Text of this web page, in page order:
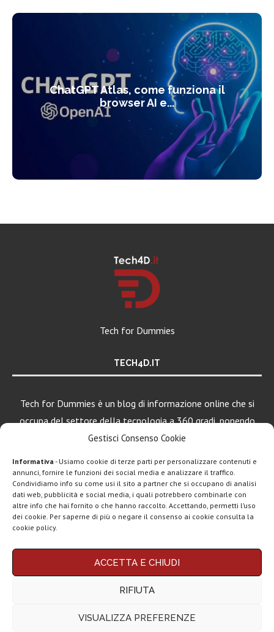
Gestisci Consenso Cookie
Informativa - Usiamo cookie di terze parti per personalizzare contenuti e
annunci, fornire le funzioni dei social media e analizzare il traffico.
Condividiamo info su come usi il sito a partner che si occupano di analisi
dati web, pubblicità e social media, i quali potrebbero combinarle con
altre info che hai fornito o che hanno raccolto. Accettando, permetti l’uso
dei cookie. Per saperne di più o negare il consenso ai cookie consulta la
cookie policy.
ACCETTA E CHIUDI
RIFIUTA
VISUALIZZA PREFERENZE
ChatGPT Atlas, come funziona il
browser AI e...
Tech for Dummies
TECH4D.IT
Tech for Dummies è un blog di informazione online che si
occupa del settore della tecnologia a 360 gradi, ponendo
una particolare attenzione al mondo Android, Apple e
Chi siamo Contatti Disclaimer Privacy policy
Questo blog non rappresenta una testata giornalistica in quanto viene aggiornato
Affiliazione Amazon EU, un programma che eroga ai siti una commissione
LEGGI ANCHE
Google lancia
Search Live con
Rassegna stampa
Business e la